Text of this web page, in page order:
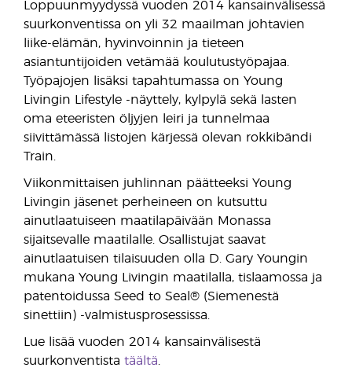
Loppuunmyydyssä vuoden 2014 kansainvälisessä
suurkonventissa on yli 32 maailman johtavien
liike-elämän, hyvinvoinnin ja tieteen
asiantuntijoiden vetämää koulutustyöpajaa.
Työpajojen lisäksi tapahtumassa on Young
Livingin Lifestyle -näyttely, kylpylä sekä lasten
oma eteeristen öljyjen leiri ja tunnelmaa
siivittämässä listojen kärjessä olevan rokkibändi
Train.
Viikonmittaisen juhlinnan päätteeksi Young
Livingin jäsenet perheineen on kutsuttu
ainutlaatuiseen maatilapäivään Monassa
sijaitsevalle maatilalle. Osallistujat saavat
ainutlaatuisen tilaisuuden olla D. Gary Youngin
mukana Young Livingin maatilalla, tislaamossa ja
patentoidussa Seed to Seal® (Siemenestä
sinettiin) -valmistusprosessissa.
Lue lisää vuoden 2014 kansainvälisestä
suurkonventista täältä